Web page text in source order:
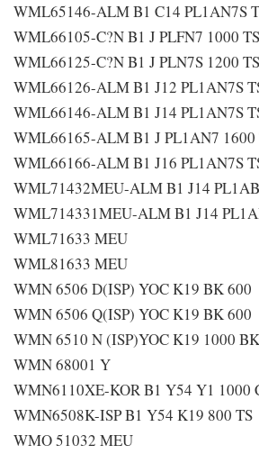
WML65146-ALM B1 C14 PL1AN7S
WML66105-C?N B1 J PLFN7 1000
WML66125-C?N B1 J PLN7S 1200
WML66126-ALM B1 J12 PL1AN7S
WML66146-ALM B1 J14 PL1AN7S
WML66165-ALM B1 J PL1AN7 1600
WML66166-ALM B1 J16 PL1AN7S
WML71432MEU-ALM B1 J14
WML714331MEU-ALM B1 J14
WML71633 MEU
WML81633 MEU
WMN 6506 D(ISP) YOC K19 BK 600
WMN 6506 Q(ISP) YOC K19 BK 600
WMN 6510 N (ISP)YOC K19 1000 BK
WMN 68001 Y
WMN6110XE-KOR B1 Y54 Y1 1000
WMN6508K-ISP B1 Y54 K19 800 TS
WMO 51032 MEU